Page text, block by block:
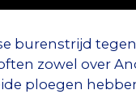
burenstrijd
zowel over
ploegen